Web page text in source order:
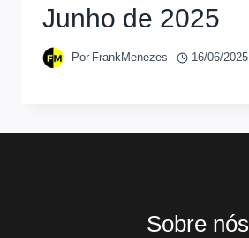
Junho de 2025
Por FrankMenezes 16/06/2025
Sobre nós